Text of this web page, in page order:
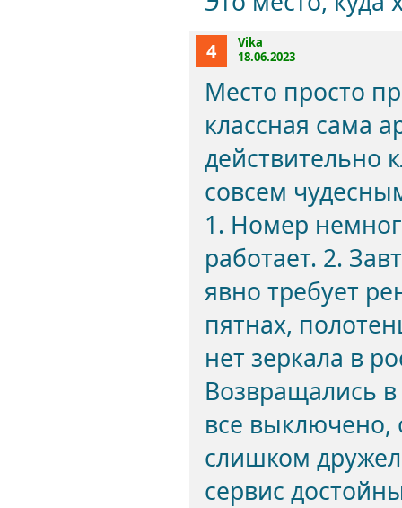
4
Vika
18.06.2023
Место просто
классная сама
действительно
совсем
1. Номер
работает. 2.
явно требует
пятнах,
нет зеркала в
Возвращались
все выключено,
слишком
сервис